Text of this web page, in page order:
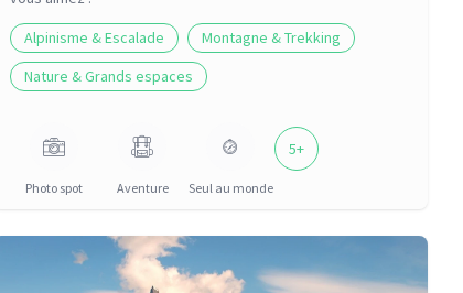
Alpinisme & Escalade
Montagne & Trekking
Nature & Grands espaces
Photo spot Aventure Seul au monde
5+